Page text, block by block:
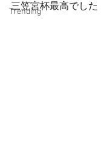
Trending
三笠宮杯最高でした